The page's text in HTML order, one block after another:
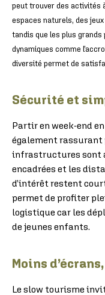
peut trouver des activités
espaces naturels, des
tandis que les plus
dynamiques comme
diversité permet de
Sécurité et
Partir en week-end
également rassurant
infrastructures sont
encadrées et les
d’intérêt restent
permet de profiter
logistique car les
de jeunes enfants.
Moins
Le slow tourisme